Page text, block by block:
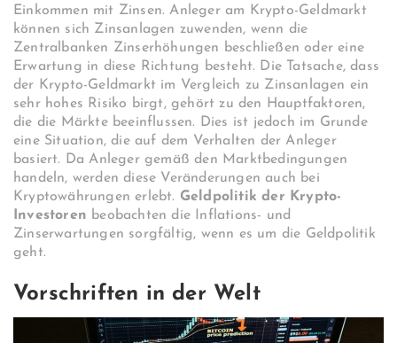
Einkommen mit Zinsen. Anleger am Krypto-Geldmarkt
können sich Zinsanlagen zuwenden, wenn die
Zentralbanken Zinserhöhungen beschließen oder eine
Erwartung in diese Richtung besteht. Die Tatsache, dass
der Krypto-Geldmarkt im Vergleich zu Zinsanlagen ein
sehr hohes Risiko birgt, gehört zu den Hauptfaktoren,
die die Märkte beeinflussen. Dies ist jedoch im Grunde
eine Situation, die auf dem Verhalten der Anleger
basiert. Da Anleger gemäß den Marktbedingungen
handeln, werden diese Veränderungen auch bei
Kryptowährungen erlebt. Geldpolitik der Krypto-
Investoren beobachten die Inflations- und
Zinserwartungen sorgfältig, wenn es um die Geldpolitik
geht.
Vorschriften in der Welt